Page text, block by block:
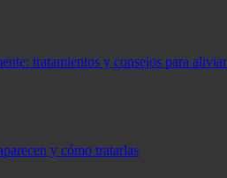
tratamientos y consejos para
y cómo tratarlas